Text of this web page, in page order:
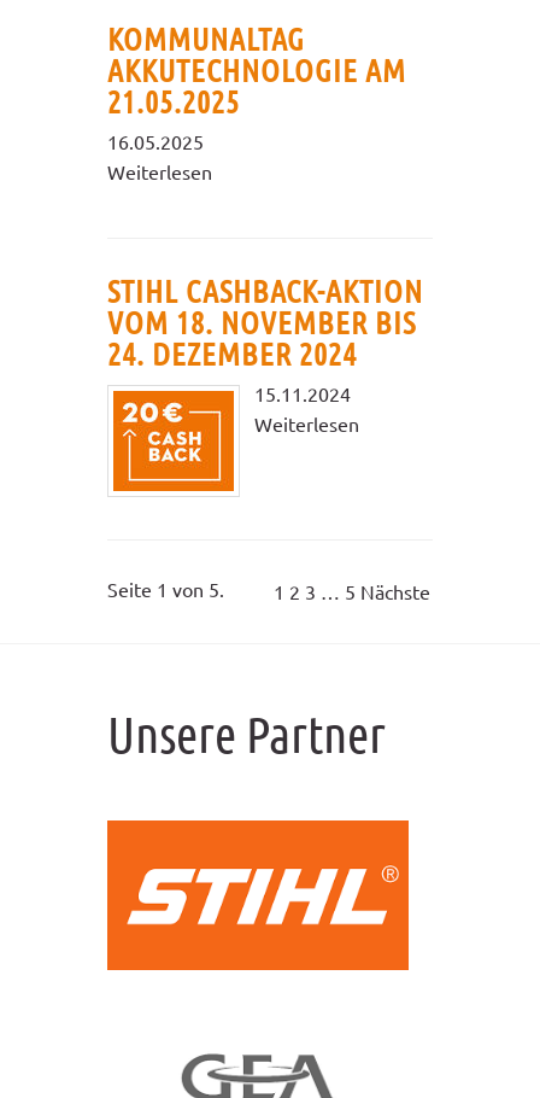
KOMMUNALTAG
AKKUTECHNOLOGIE AM
21.05.2025
16.05.2025
Weiterlesen
STIHL CASHBACK-AKTION
VOM 18. NOVEMBER BIS
24. DEZEMBER 2024
15.11.2024
Weiterlesen
Seite 1 von 5. 1 2 3 5 Nächste
Unsere Partner